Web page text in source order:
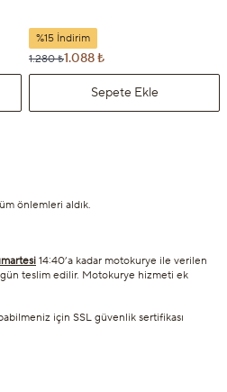
%15 İndirim
1.280 ₺1.088 ₺
Sepete Ekle
önlemleri aldık.
14:40’a kadar motokurye ile verilen
teslim edilir. Motokurye hizmeti ek
için SSL güvenlik sertifikası